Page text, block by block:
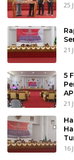
25
21
5
21
16